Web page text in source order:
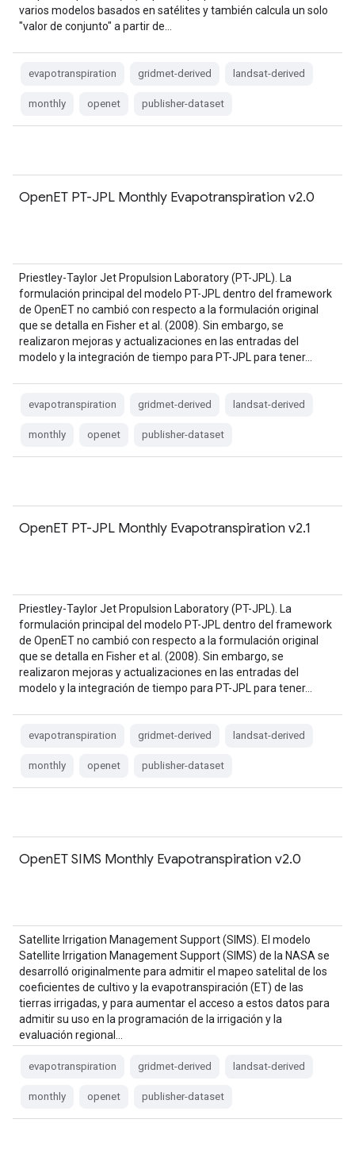
varios modelos basados en satélites y también calcula un solo
"valor de conjunto" a partir de…
evapotranspiration gridmet-derived landsat-derived
monthly openet publisher-dataset
OpenET PT-JPL Monthly Evapotranspiration v2.0
Priestley-Taylor Jet Propulsion Laboratory (PT-JPL). La
formulación principal del modelo PT-JPL dentro del framework
de OpenET no cambió con respecto a la formulación original
que se detalla en Fisher et al. (2008). Sin embargo, se
realizaron mejoras y actualizaciones en las entradas del
modelo y la integración de tiempo para PT-JPL para tener…
evapotranspiration gridmet-derived landsat-derived
monthly openet publisher-dataset
OpenET PT-JPL Monthly Evapotranspiration v2.1
Priestley-Taylor Jet Propulsion Laboratory (PT-JPL). La
formulación principal del modelo PT-JPL dentro del framework
de OpenET no cambió con respecto a la formulación original
que se detalla en Fisher et al. (2008). Sin embargo, se
realizaron mejoras y actualizaciones en las entradas del
modelo y la integración de tiempo para PT-JPL para tener…
evapotranspiration gridmet-derived landsat-derived
monthly openet publisher-dataset
OpenET SIMS Monthly Evapotranspiration v2.0
Satellite Irrigation Management Support (SIMS). El modelo
Satellite Irrigation Management Support (SIMS) de la NASA se
desarrolló originalmente para admitir el mapeo satelital de los
coeficientes de cultivo y la evapotranspiración (ET) de las
tierras irrigadas, y para aumentar el acceso a estos datos para
admitir su uso en la programación de la irrigación y la
evaluación regional…
evapotranspiration gridmet-derived landsat-derived
monthly openet publisher-dataset